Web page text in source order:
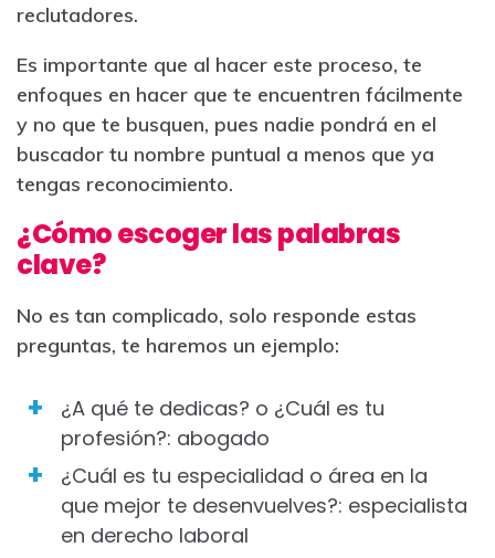
reclutadores.
Es importante que al hacer este proceso, te
enfoques en hacer que te encuentren fácilmente
y no que te busquen, pues nadie pondrá en el
buscador tu nombre puntual a menos que ya
tengas reconocimiento.
¿Cómo escoger las palabras
clave?
No es tan complicado, solo responde estas
preguntas, te haremos un ejemplo:
¿A qué te dedicas? o ¿Cuál es tu
profesión?: abogado
¿Cuál es tu especialidad o área en la
que mejor te desenvuelves?: especialista
en derecho laboral